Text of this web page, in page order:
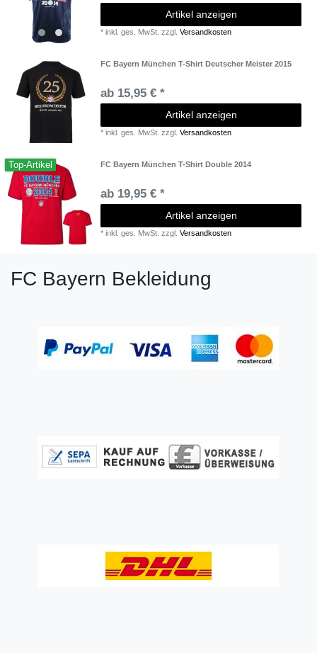
Artikel anzeigen
*inkl. ges. MwSt. zzgl.Versandkosten
FC Bayern München T-Shirt Deutscher Meister 2015
ab 15,95 € *
Artikel anzeigen
*inkl. ges. MwSt. zzgl.Versandkosten
Top-Artikel FC Bayern München T-Shirt Double 2014
ab 19,95 € *
Artikel anzeigen
*inkl. ges. MwSt. zzgl.Versandkosten
FC Bayern Bekleidung